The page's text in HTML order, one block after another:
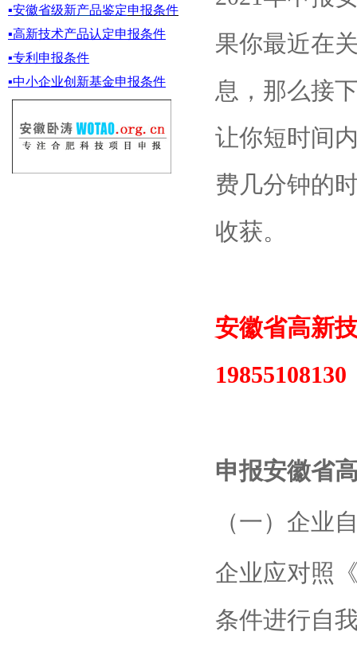
▪安徽省级新产品鉴定申报条件
▪高新技术产品认定申报条件
▪专利申报条件
▪中小企业创新基金申报条件
果你最近在
息，那么接
让你短时间
费几分钟的
收获。
安徽省高新
申报安徽省
（一）企业
企业应对照
条件进行自